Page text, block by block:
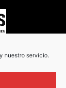
nuestro servicio.